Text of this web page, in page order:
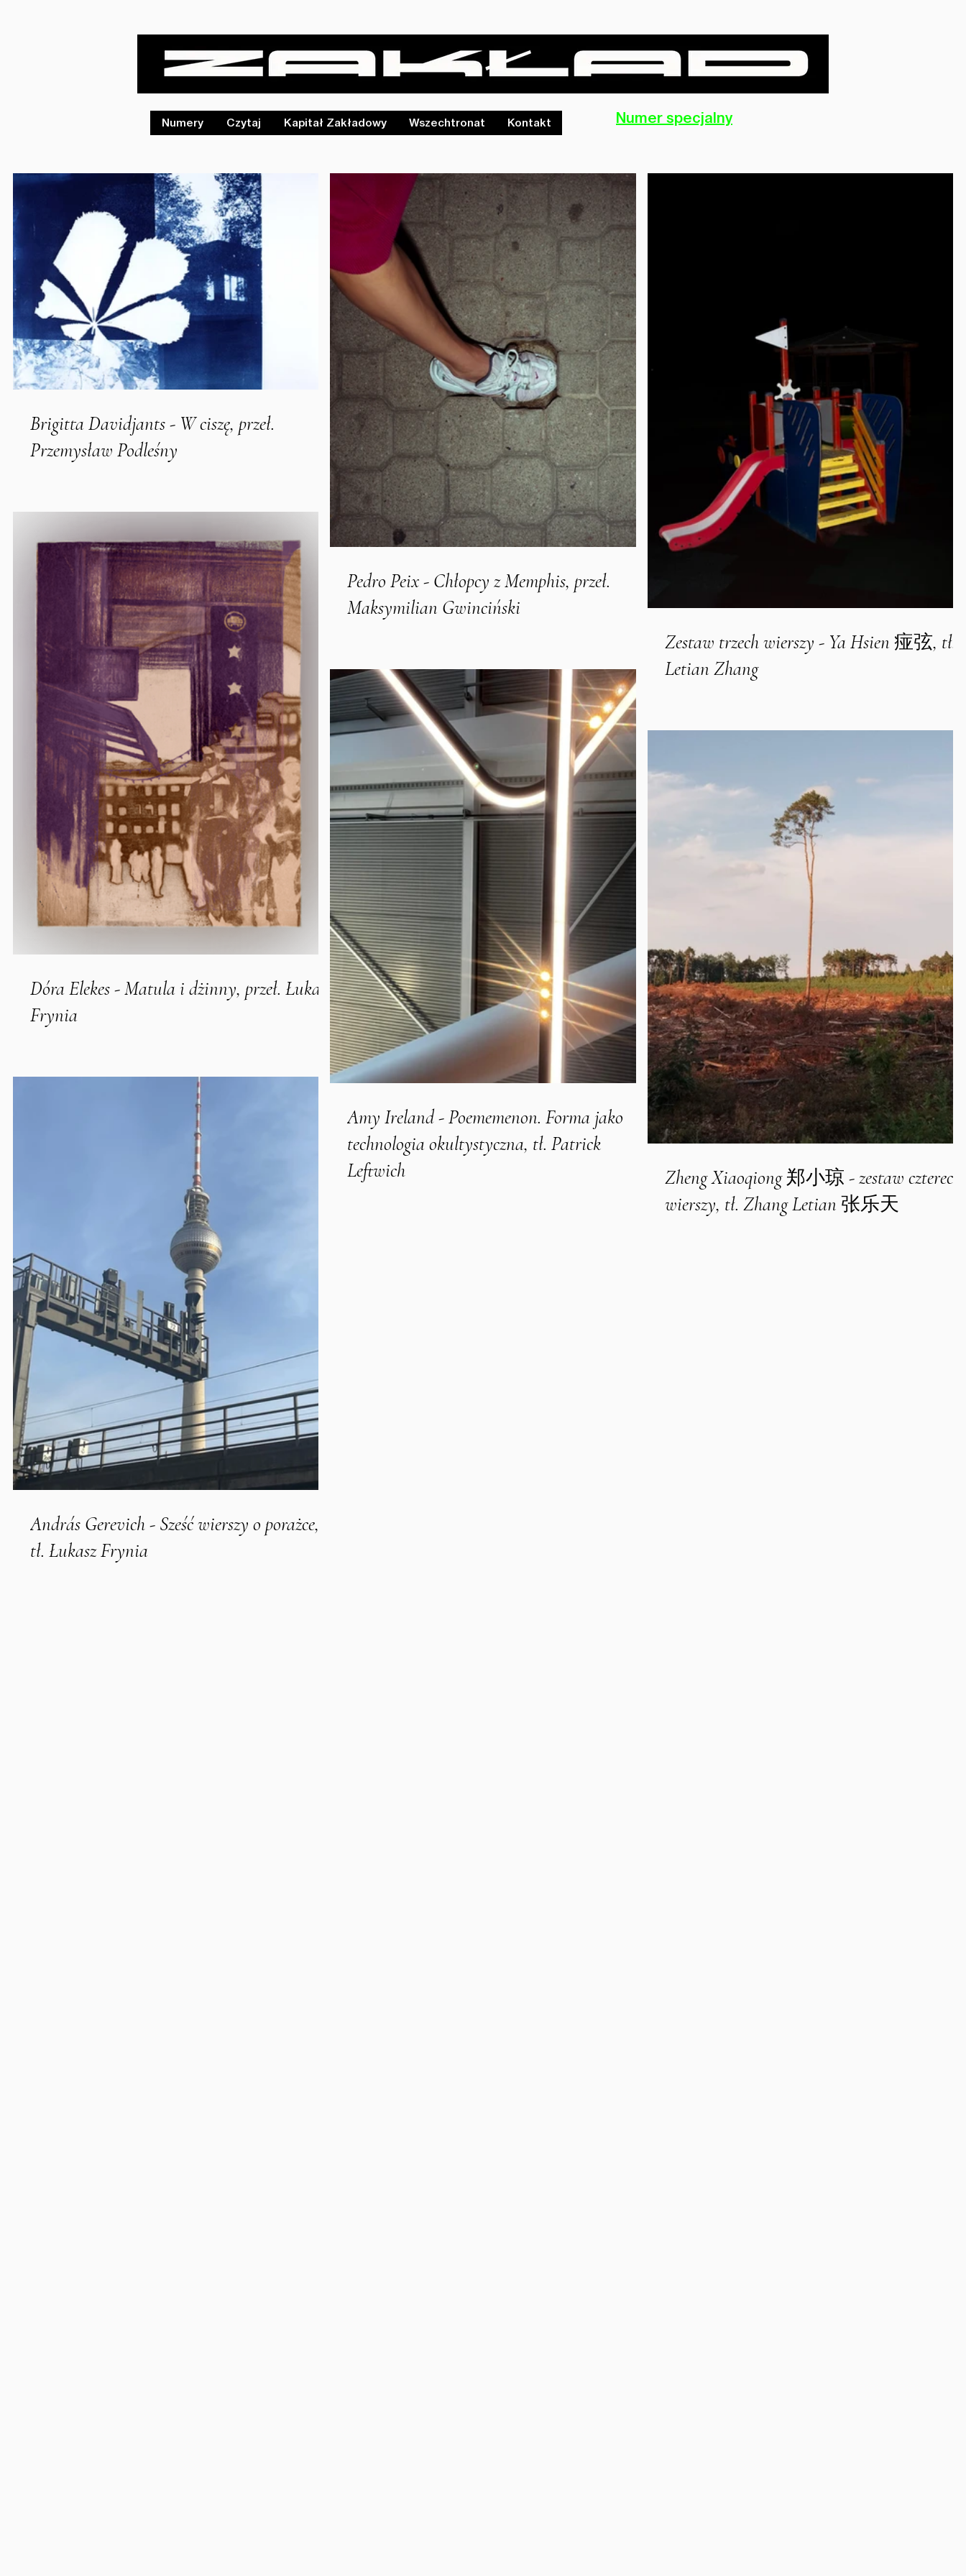
Numery Czytaj Kapitał Zakładowy Wszechtronat Kontakt Numer specjalny
Brigitta Davidjants - W ciszę, przeł.
Przemysław Podleśny
Pedro Peix - Chłopcy z Memphis, przeł.
Maksymilian Gwinciński
Zestaw trzech wierszy - Ya Hsien 痖弦, tł.
Letian Zhang
Dóra Elekes - Matula i dżinny, przeł. Łukasz
Frynia
Amy Ireland - Poememenon. Forma jako
technologia okultystyczna, tł. Patrick
Leftwich
Zheng Xiaoqiong 郑小琼 - zestaw czterech
wierszy, tł. Zhang Letian 张乐天
András Gerevich - Sześć wierszy o porażce,
tł. Łukasz Frynia